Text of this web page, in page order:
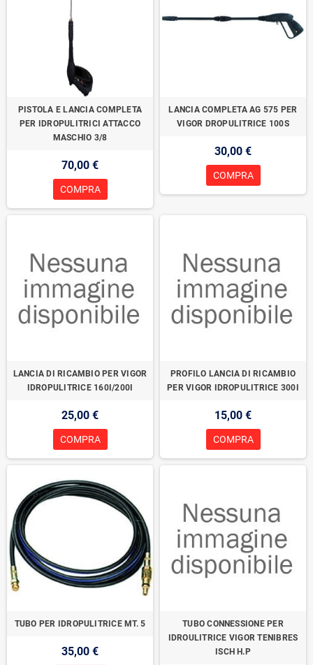
PISTOLA E LANCIA COMPLETA
PER IDROPULITRICI ATTACCO
MASCHIO 3/8
70,00 €
COMPRA
LANCIA COMPLETA AG 575 PER
VIGOR DROPULITRICE 100S
30,00 €
COMPRA
LANCIA DI RICAMBIO PER VIGOR
IDROPULITRICE 160I/200I
25,00 €
COMPRA
PROFILO LANCIA DI RICAMBIO
PER VIGOR IDROPULITRICE 300I
15,00 €
COMPRA
TUBO PER IDROPULITRICE MT. 5
35,00 €
TUBO CONNESSIONE PER
IDROULITRICE VIGOR TENIBRES
ISCH H.P